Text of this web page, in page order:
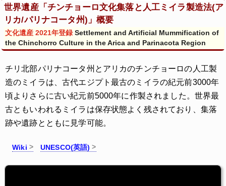
世界遺産「チンチョーロ文化集落と人工ミイラ製造法(ア
リカ/パリナコータ州)」概要
文化遺産 2021年登録 Settlement and Artificial Mummification of
the Chinchorro Culture in the Arica and Parinacota Region
チリ北部パリナコータ州とアリカのチンチョーロの人工製
造のミイラは、古代エジプト最古のミイラの紀元前3000年
頃よりさらに古い紀元前5000年に作製されました。世界最
古ともいわれるミイラは保存状態よく残されており、集落
跡や遺跡とともに見学可能。
Wiki UNESCO(英語)